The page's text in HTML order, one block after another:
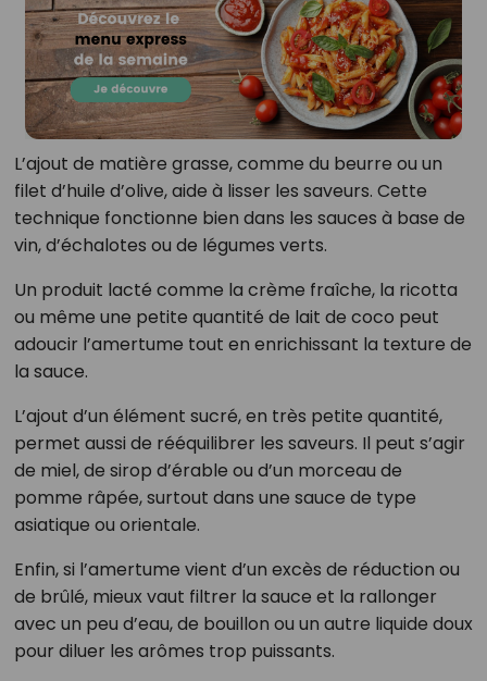
L’ajout de matière grasse, comme du beurre ou un
filet d’huile d’olive, aide à lisser les saveurs. Cette
technique fonctionne bien dans les sauces à base de
vin, d’échalotes ou de légumes verts.
Un produit lacté comme la crème fraîche, la ricotta
ou même une petite quantité de lait de coco peut
adoucir l’amertume tout en enrichissant la texture de
la sauce.
L’ajout d’un élément sucré, en très petite quantité,
permet aussi de rééquilibrer les saveurs. Il peut s’agir
de miel, de sirop d’érable ou d’un morceau de
pomme râpée, surtout dans une sauce de type
asiatique ou orientale.
Enfin, si l’amertume vient d’un excès de réduction ou
de brûlé, mieux vaut filtrer la sauce et la rallonger
avec un peu d’eau, de bouillon ou un autre liquide doux
pour diluer les arômes trop puissants.